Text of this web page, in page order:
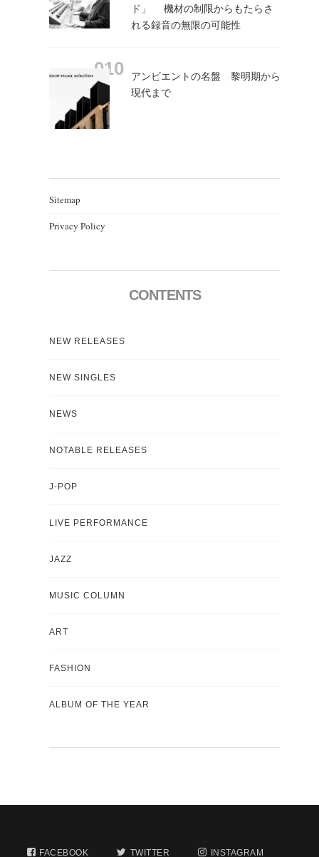
ド」 機材の制限からもたらさ
れる録音の無限の可能性
アンビエントの名盤 黎明期から
現代まで
Sitemap
Privacy Policy
CONTENTS
NEW RELEASES
NEW SINGLES
NEWS
NOTABLE RELEASES
J-POP
LIVE PERFORMANCE
JAZZ
MUSIC COLUMN
ART
FASHION
ALBUM OF THE YEAR
FACEBOOK TWITTER INSTAGRAM